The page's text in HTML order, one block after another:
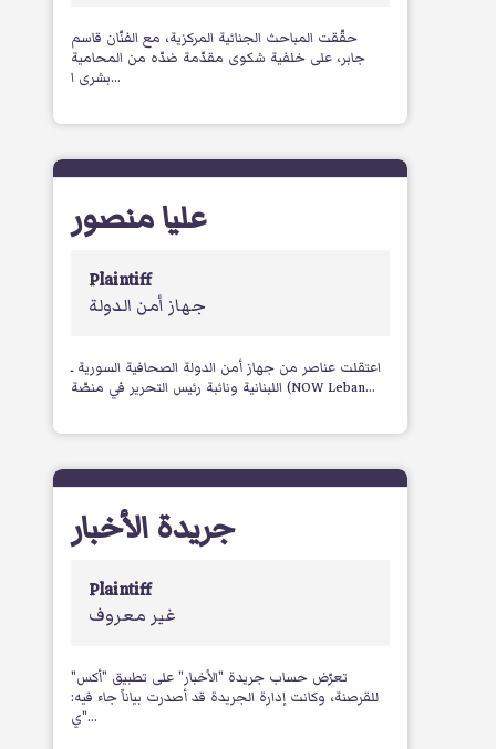
حقّقت المباحث الجنائية المركزية، مع الفنّان قاسم
جابر، على خلفية شكوى مقدّمة ضدّه من المحامية
بشرى ا...
عليا منصور
Plaintiff
جهاز أمن الدولة
اعتقلت عناصر من جهاز أمن الدولة الصحافية السورية ـ
اللبنانية ونائبة رئيس التحرير في منصّة (NOW Leban...
جريدة الأخبار
Plaintiff
غير معروف
تعرّض حساب جريدة "الأخبار" على تطبيق "أكس"
للقرصنة، وكانت إدارة الجريدة قد أصدرت بياناً جاء فيه:
"ي...